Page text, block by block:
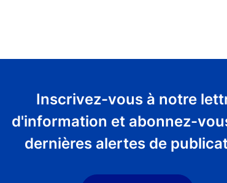
Inscrivez-vous à notre
d'information et abonnez-
dernières alertes de